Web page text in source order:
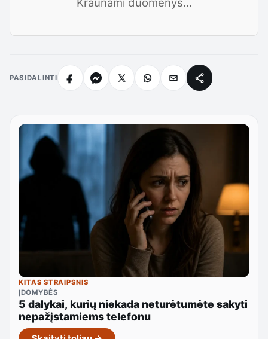
PASIDALINTI
KITAS STRAIPSNIS
ĮDOMYBĖS
5 dalykai, kurių niekada neturėtumėte sakyti
nepažįstamiems telefonu